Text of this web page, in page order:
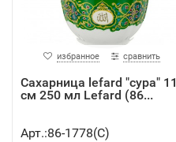
избранное сравнить
Сахарница lefard "сура" 11
см 250 мл Lefard (86...
Арт.:86-1778(C)